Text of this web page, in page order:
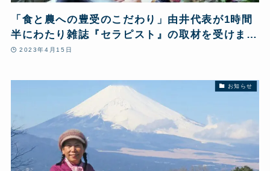
「食と農への豊受のこだわり」由井代表が1時間
半にわたり雑誌『セラピスト』の取材を受けまし
た2023年4月15日
お知らせ